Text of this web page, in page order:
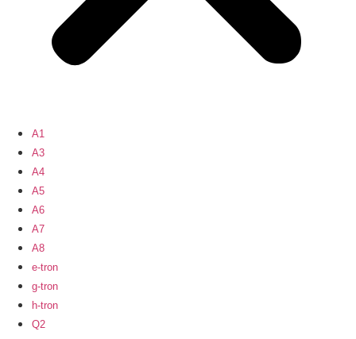
A1
A3
A4
A5
A6
A7
A8
e-tron
g-tron
h-tron
Q2